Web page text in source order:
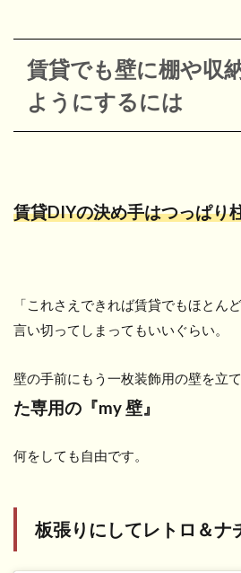
賃貸でも壁に棚や収
ようにするには
賃貸DIYの決め手はつっぱり
「これさえできれば賃貸でもほとん
言い切ってしまってもいいぐらい。
壁の手前にもう一枚装飾用の壁を立
た専用の『my 壁』
何をしても自由です。
板張りにしてレトロ＆ナ